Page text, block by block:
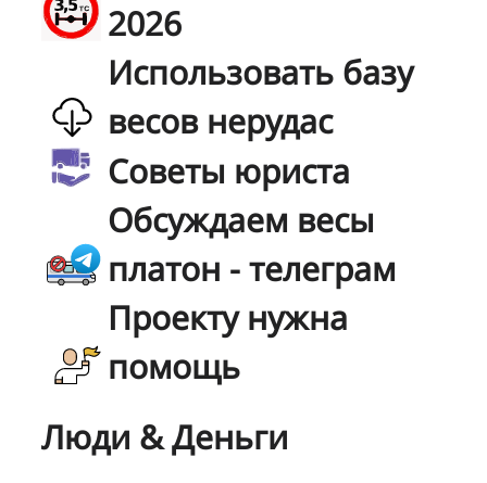
2026
Использовать базу
весов нерудас
Советы юриста
Обсуждаем весы
платон - телеграм
Проекту нужна
помощь
Люди & Деньги